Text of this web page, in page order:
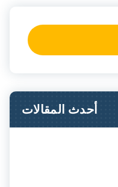
أحدث المقالات